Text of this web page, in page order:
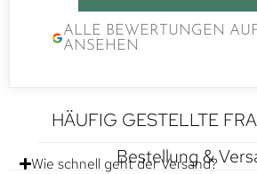
ALLE BEWERTUNGEN
ANSEHEN
HÄUFIG GESTELLTE
Bestellung &
Wie schnell geht der Versand?